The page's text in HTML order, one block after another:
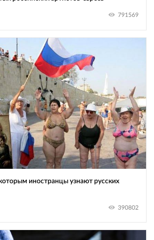
791569
иностранцы узнают русских
390802